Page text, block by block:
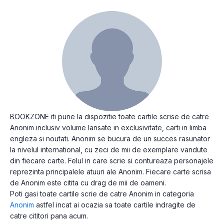
BOOKZONE iti pune la dispozitie toate cartile scrise de catre
Anonim inclusiv volume lansate in exclusivitate, carti in limba
engleza si noutati. Anonim se bucura de un succes rasunator
la nivelul international, cu zeci de mii de exemplare vandute
din fiecare carte. Felul in care scrie si contureaza personajele
reprezinta principalele atuuri ale Anonim. Fiecare carte scrisa
de Anonim este citita cu drag de mii de oameni.
Poti gasi toate cartile scrie de catre Anonim in categoria
Anonim astfel incat ai ocazia sa toate cartile indragite de
catre cititori pana acum.